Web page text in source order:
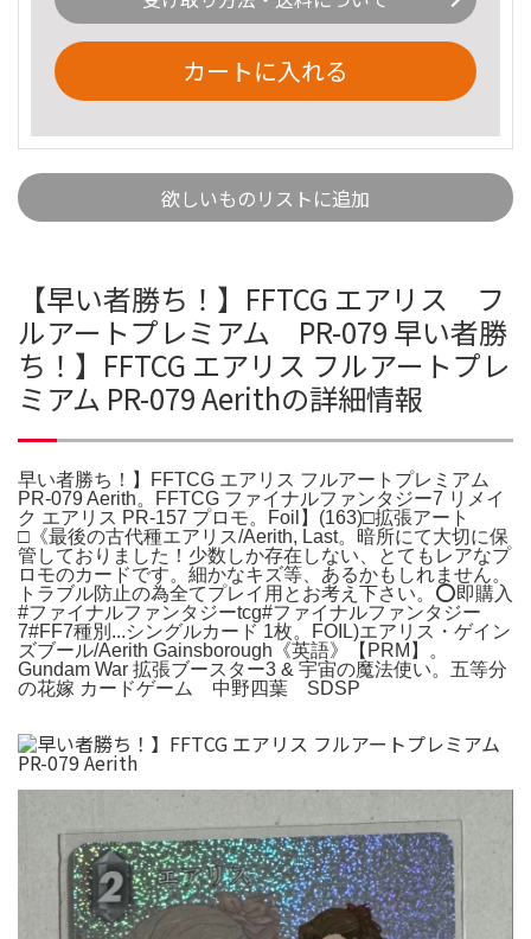
カートに入れる
欲しいものリストに追加
【早い者勝ち！】FFTCG エアリス フ
ルアートプレミアム PR-079 早い者勝
ち！】FFTCG エアリス フルアートプレ
ミアム PR-079 Aerithの詳細情報
早い者勝ち！】FFTCG エアリス フルアートプレミアム
PR-079 Aerith。FFTCG ファイナルファンタジー7 リメイ
ク エアリス PR-157 プロモ。Foil】(163)□拡張アート
□《最後の古代種エアリス/Aerith, Last。暗所にて大切に保
管しておりました！少数しか存在しない、とてもレアなプ
ロモのカードです。細かなキズ等、あるかもしれません。
トラブル防止の為全てプレイ用とお考え下さい。⭕️即購入
#ファイナルファンタジーtcg#ファイナルファンタジー
7#FF7種別...シングルカード 1枚。FOIL)エアリス・ゲイン
ズブール/Aerith Gainsborough《英語》【PRM】。
Gundam War 拡張ブースター3 & 宇宙の魔法使い。五等分
の花嫁 カードゲーム 中野四葉 SDSP